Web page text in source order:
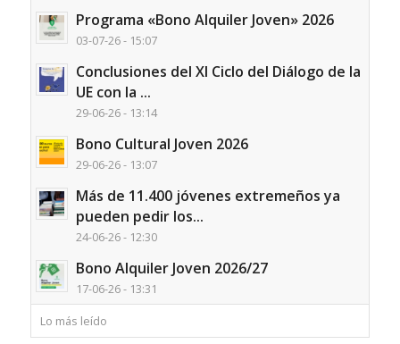
Programa «Bono Alquiler Joven» 2026
03-07-26 - 15:07
Conclusiones del XI Ciclo del Diálogo de la
UE con la ...
29-06-26 - 13:14
Bono Cultural Joven 2026
29-06-26 - 13:07
Más de 11.400 jóvenes extremeños ya
pueden pedir los...
24-06-26 - 12:30
Bono Alquiler Joven 2026/27
17-06-26 - 13:31
Lo más leído